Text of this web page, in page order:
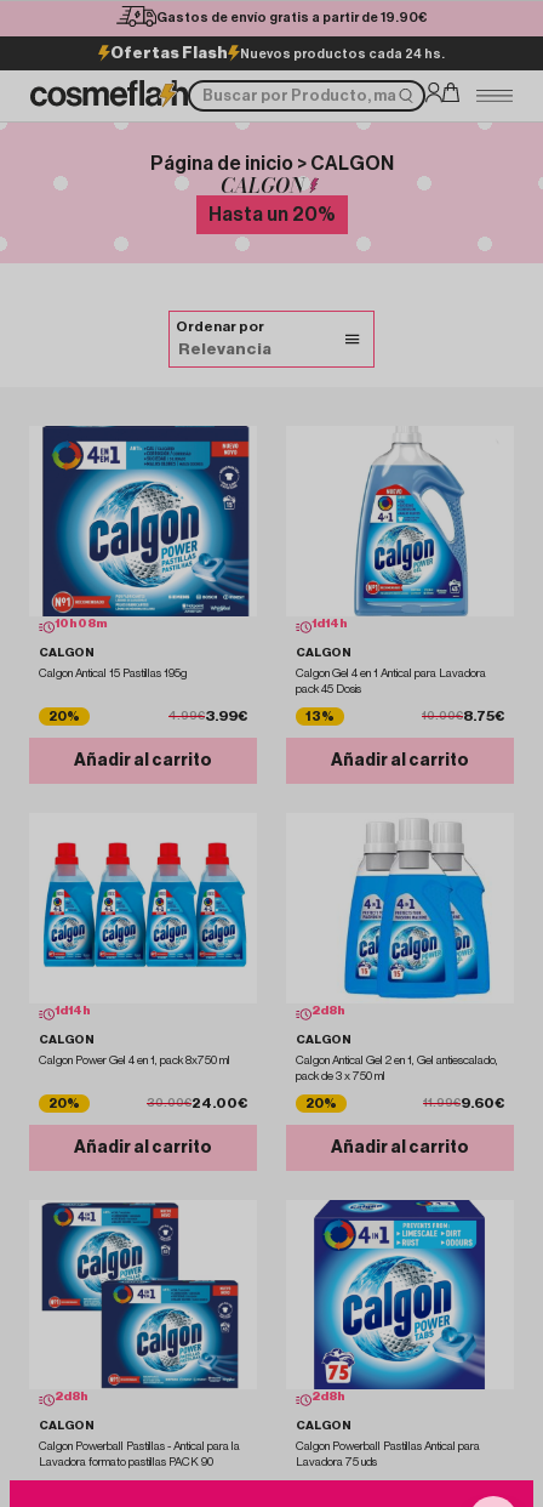
Gastos de envío gratis a partir de 19.90€
Ofertas Flash Nuevos productos cada 24 hs.
Página de inicio > CALGON
CALGON
Hasta un 20%
Ordenar por
10 h 08m
CALGON
Calgon Antical 15 Pastillas 195g
20% 4.99€3.99€
Añadir al carrito
1 d 14 h
CALGON
Calgon Gel 4 en 1 Antical para Lavadora
pack 45 Dosis
13% 10.00€8.75€
Añadir al carrito
1 d 14 h
CALGON
Calgon Power Gel 4 en 1, pack 8x750 ml
20% 30.00€24.00€
Añadir al carrito
2d 8 h
CALGON
Calgon Antical Gel 2 en 1, Gel antiescalado,
pack de 3 x 750 ml
20% 11.99€9.60€
Añadir al carrito
2d 8 h
CALGON
Calgon Powerball Pastillas - Antical para la
Lavadora formato pastillas PACK 90
2d 8 h
CALGON
Calgon Powerball Pastillas Antical para
Lavadora 75 uds